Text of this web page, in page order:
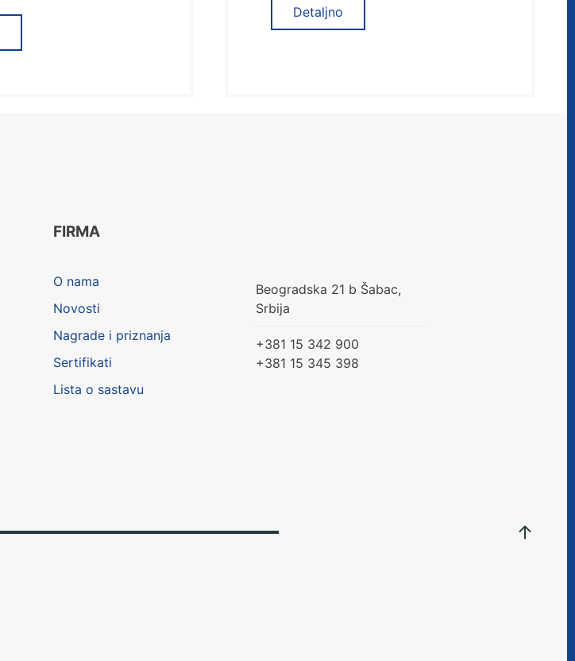
Detaljno
FIRMA
O nama
Novosti
Nagrade i priznanja
Sertifikati
Lista o sastavu
Beogradska 21 b Šabac,
Srbija
+381 15 342 900
+381 15 345 398